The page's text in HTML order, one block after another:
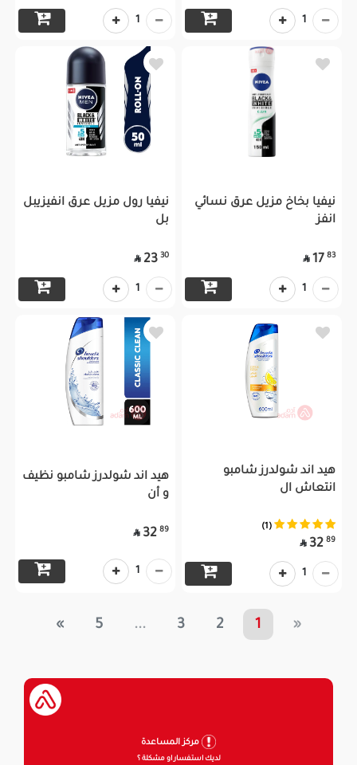
1
1
نيفيا بخاخ مزيل عرق نسائي
انفز
83
17

1
نيفيا رول مزيل عرق انفيزيبل
بل
30
23

1
هيد اند شولدرز شامبو
انتعاش ال
(1)
89
32

1
هيد اند شولدرز شامبو نظيف
و أن
89
32

1
«
1
2
3
...
5
»
مركز المساعدة
لديك استفسار او مشكلة ؟